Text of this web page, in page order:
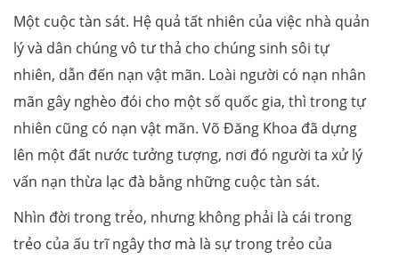
Một cuộc tàn sát. Hệ quả tất nhiên của việc nhà quản
lý và dân chúng vô tư thả cho chúng sinh sôi tự
nhiên, dẫn đến nạn vật mãn. Loài người có nạn nhân
mãn gây nghèo đói cho một số quốc gia, thì trong tự
nhiên cũng có nạn vật mãn. Võ Đăng Khoa đã dựng
lên một đất nước tưởng tượng, nơi đó người ta xử lý
vấn nạn thừa lạc đà bằng những cuộc tàn sát.
Nhìn đời trong trẻo, nhưng không phải là cái trong
trẻo của ấu trĩ ngây thơ mà là sự trong trẻo của